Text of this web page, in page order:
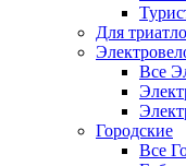
Для
Все
Городские
Все